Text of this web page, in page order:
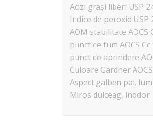
Acizi grași liberi USP
Indice de peroxid USP
AOM stabilitate AOCS
punct de fum AOCS
punct de aprindere
Culoare Gardner
Aspect galben pal,
Miros dulceag, inodor